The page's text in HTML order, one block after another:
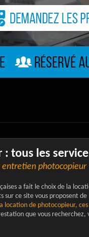
tous les
entretien photocopieur
a fait le choix de la
sur ce site vous proposent
location de photocopieur,
que vous